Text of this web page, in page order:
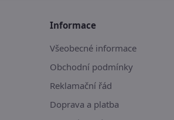
Informace
Všeobecné informace
Obchodní podmínky
Reklamační řád
Doprava a platba